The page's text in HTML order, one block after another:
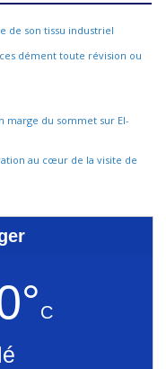
de son tissu industriel
dément toute révision ou
du sommet sur El-
au cœur de la visite de
C